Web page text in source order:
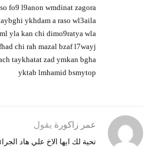
fo9 l9anon wmdinat zagora
ykhdam a raso wl3aila
yla kan chi dimo9ratya wla
chi rah mazal bzaf l7wayj
taykhatat zad ymkan bgha
yktab lmhamid bsmytop
عمر زاكورة يقول
تحية لك ايها الاخ علي هاد